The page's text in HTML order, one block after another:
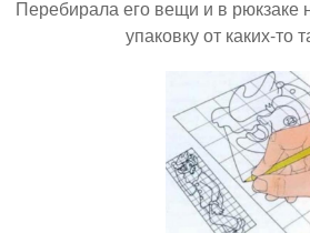
Перебирала его вещи и в рюкзаке
упаковку от каких-то